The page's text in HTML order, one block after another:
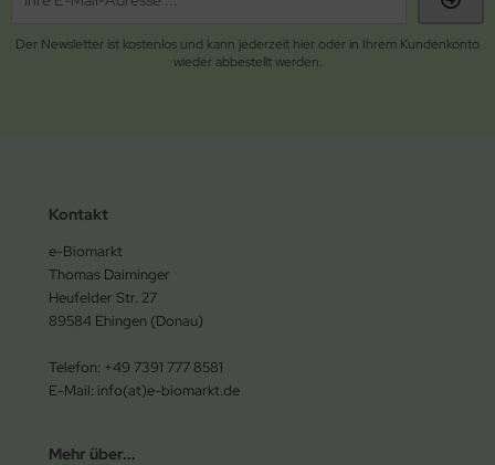
Der Newsletter ist kostenlos und kann jederzeit hier oder in Ihrem Kundenkonto
wieder abbestellt werden.
Kontakt
e-Biomarkt
Thomas Daiminger
Heufelder Str. 27
89584 Ehingen (Donau)
Telefon: +49 7391 777 8581
E-Mail: info(at)e-biomarkt.de
Mehr über...